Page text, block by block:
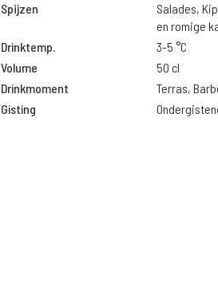
Spijzen
Salades,
en romige
Drinktemp.
3-5 °C
Volume
50 cl
Drinkmoment
Terras,
Gisting